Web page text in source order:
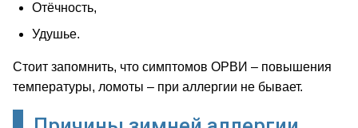
Отёчность,
Удушье.
Стоит запомнить, что симптомов ОРВИ – повышения
температуры, ломоты – при аллергии не бывает.